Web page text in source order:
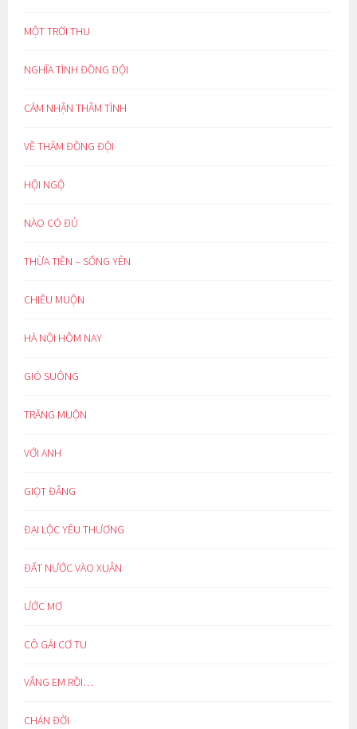
MỘT TRỜI THU
NGHĨA TÌNH ĐỒNG ĐỘI
CẢM NHẬN THÂM TÌNH
VỀ THĂM ĐỒNG ĐỘI
HỘI NGỘ
NÀO CÓ ĐỦ
THỪA TIỀN – SỐNG YÊN
CHIỀU MUỘN
HÀ NỘI HÔM NAY
GIÓ SUÔNG
TRĂNG MUỘN
VỚI ANH
GIỌT ĐẮNG
ĐẠI LỘC YÊU THƯƠNG
ĐẤT NƯỚC VÀO XUÂN
ƯỚC MƠ
CÔ GÁI CƠ TU
VẮNG EM RỒI…
CHÁN ĐỜI